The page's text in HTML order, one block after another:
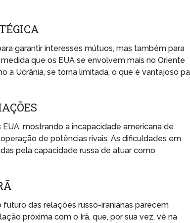
garantir interesses mútuos, mas também para
que os EUA se envolvem mais no Oriente
a Ucrânia, se torna limitada, o que é vantajoso
mostrando a incapacidade americana de
de potências rivais. As dificuldades em
pela capacidade russa de atuar como
das relações russo-iranianas parecem
próxima com o Irã, que, por sua vez, vê na